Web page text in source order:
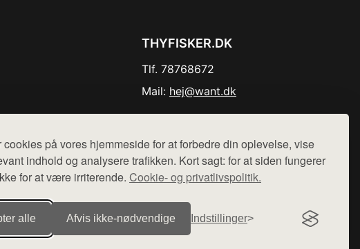
cookies på vores hjemmeside for at forbedre din oplevelse, vise
indhold og analysere trafikken. Kort sagt: for at siden fungerer
for at være irriterende. Cookie- og privatlivspolitik.
alle Afvis ikke‑nødvendige Indstillinger
THYFISKER.DK
Tlf. 78768672
Mail: hej@want.dk
Der sælges ikke varer fra denne side - vi henviser til de shops,